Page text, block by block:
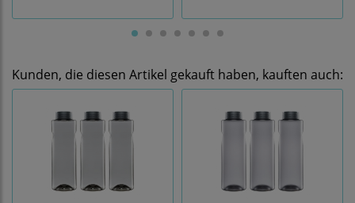
Kunden, die diesen Artikel gekauft haben, kauften auch: